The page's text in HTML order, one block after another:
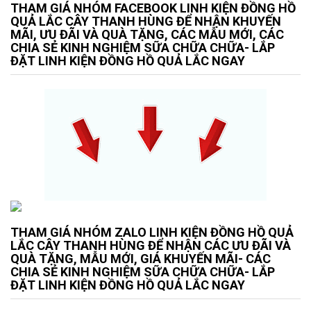
THAM GIÁ NHÓM FACEBOOK LINH KIỆN ĐỒNG HỒ
QUẢ LẮC CÂY THANH HÙNG ĐỂ NHẬN KHUYẾN
MÃI, ƯU ĐÃI VÀ QUÀ TẶNG, CÁC MẪU MỚI, CÁC
CHIA SẺ KINH NGHIỆM SỮA CHỮA CHỮA- LẮP
ĐẶT LINH KIỆN ĐỒNG HỒ QUẢ LẮC NGAY
THAM GIÁ NHÓM ZALO LINH KIỆN ĐỒNG HỒ QUẢ
LẮC CÂY THANH HÙNG ĐỂ NHẬN CÁC ƯU ĐÃI VÀ
QUÀ TẶNG, MẪU MỚI, GIÁ KHUYẾN MÃI- CÁC
CHIA SẺ KINH NGHIỆM SỮA CHỮA CHỮA- LẮP
ĐẶT LINH KIỆN ĐỒNG HỒ QUẢ LẮC NGAY